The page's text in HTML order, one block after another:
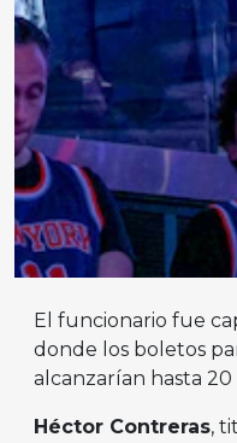
El funcionario fue
donde los boletos
alcanzarían hasta
Héctor Contreras,